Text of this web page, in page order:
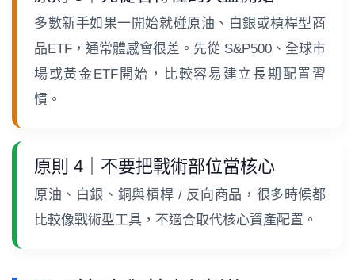
多數新手如果一開始就碰原油、白銀或槓桿型商
品ETF，通常體感會很差。先從 S&P500、全球市
場或黃金ETF開始，比較容易建立長期配置習
慣。
原則 4｜不要把戰術部位當核心
原油、白銀、銅與槓桿 / 反向商品，很多時候都
比較像戰術型工具，不適合取代核心資產配置。